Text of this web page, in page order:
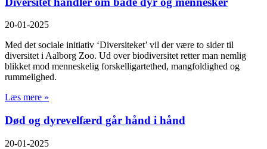
20-01-2025
Med det sociale initiativ ‘Diversiteket’ vil der være to sider til
diversitet i Aalborg Zoo. Ud over biodiversitet retter man nemlig
blikket mod menneskelig forskelligartethed, mangfoldighed og
rummelighed.
Læs mere »
Død og dyrevelfærd går hånd i hånd
20-01-2025